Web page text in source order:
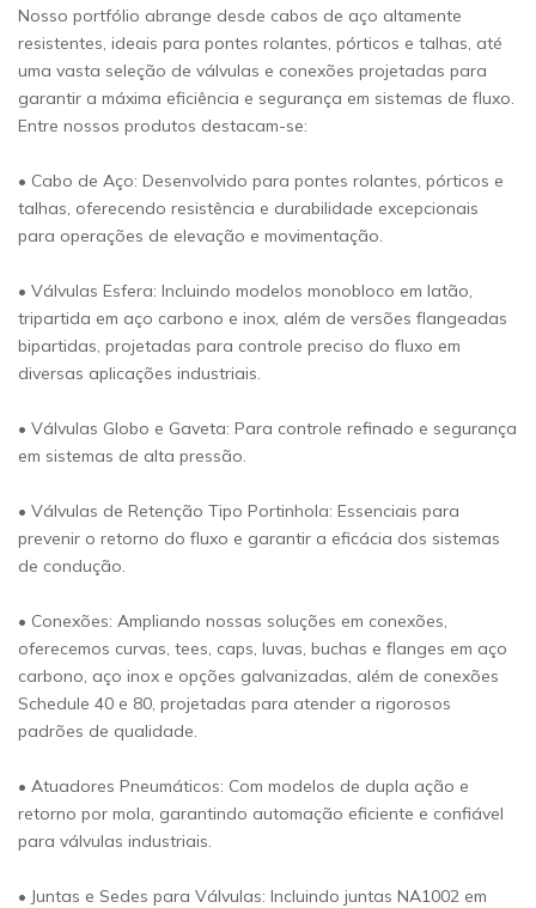
Nosso portfólio abrange desde cabos de aço altamente
resistentes, ideais para pontes rolantes, pórticos e talhas, até
uma vasta seleção de válvulas e conexões projetadas para
garantir a máxima eficiência e segurança em sistemas de fluxo.
Entre nossos produtos destacam-se:
• Cabo de Aço: Desenvolvido para pontes rolantes, pórticos e
talhas, oferecendo resistência e durabilidade excepcionais
para operações de elevação e movimentação.
• Válvulas Esfera: Incluindo modelos monobloco em latão,
tripartida em aço carbono e inox, além de versões flangeadas
bipartidas, projetadas para controle preciso do fluxo em
diversas aplicações industriais.
• Válvulas Globo e Gaveta: Para controle refinado e segurança
em sistemas de alta pressão.
• Válvulas de Retenção Tipo Portinhola: Essenciais para
prevenir o retorno do fluxo e garantir a eficácia dos sistemas
de condução.
• Conexões: Ampliando nossas soluções em conexões,
oferecemos curvas, tees, caps, luvas, buchas e flanges em aço
carbono, aço inox e opções galvanizadas, além de conexões
Schedule 40 e 80, projetadas para atender a rigorosos
padrões de qualidade.
• Atuadores Pneumáticos: Com modelos de dupla ação e
retorno por mola, garantindo automação eficiente e confiável
para válvulas industriais.
• Juntas e Sedes para Válvulas: Incluindo juntas NA1002 em